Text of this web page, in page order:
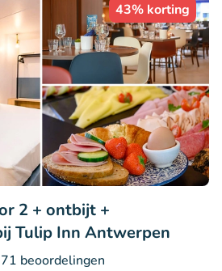
43% korting
2 + ontbijt +
Tulip Inn Antwerpen
beoordelingen